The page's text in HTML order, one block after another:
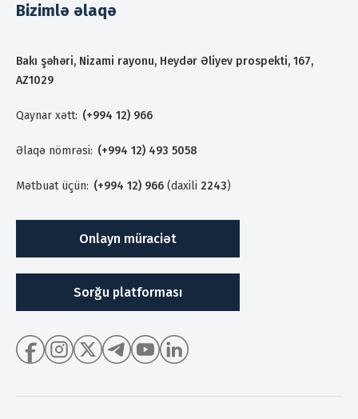
Bizimlə əlaqə
Bakı şəhəri, Nizami rayonu, Heydər Əliyev prospekti, 167,
AZ1029
Qaynar xətt: (+994 12) 966
Əlaqə nömrəsi: (+994 12) 493 5058
Mətbuat üçün: (+994 12) 966 (daxili 2243)
Onlayn müraciət
Sorğu platforması